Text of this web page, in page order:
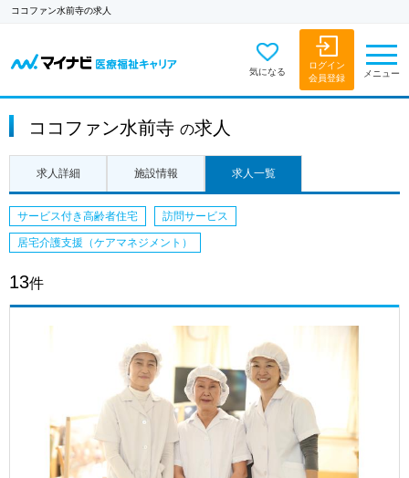
ココファン水前寺の求人
気になる
ログイン
会員登録
メニュー
ココファン水前寺 の求人
求人詳細 施設情報 求人一覧
サービス付き高齢者住宅 訪問サービス
居宅介護支援（ケアマネジメント）
13件